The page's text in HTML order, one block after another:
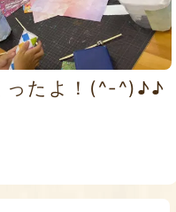
ったよ！(^-^)♪♪